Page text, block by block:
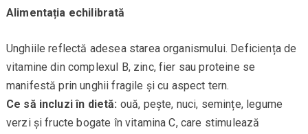
Alimentația echilibrată
Unghiile reflectă adesea starea organismului. Deficiența de
vitamine din complexul B, zinc, fier sau proteine se
manifestă prin unghii fragile și cu aspect tern.
Ce să incluzi în dietă: ouă, pește, nuci, semințe, legume
verzi și fructe bogate în vitamina C, care stimulează